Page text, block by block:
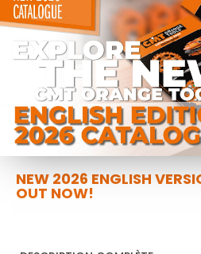
NEW 2026 ENGLISH
OUT NOW!